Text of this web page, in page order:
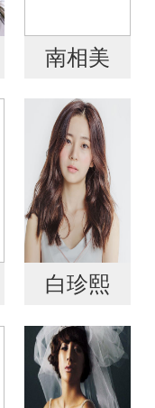
南相美
白珍熙